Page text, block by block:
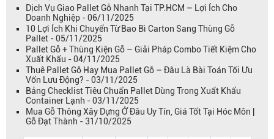
Dịch Vụ Giao Pallet Gỗ Nhanh Tại TP.HCM – Lợi Ích Cho
Doanh Nghiệp - 06/11/2025
10 Lợi Ích Khi Chuyển Từ Bao Bì Carton Sang Thùng Gỗ
Pallet - 05/11/2025
Pallet Gỗ + Thùng Kiện Gỗ – Giải Pháp Combo Tiết Kiệm Cho
Xuất Khẩu - 04/11/2025
Thuê Pallet Gỗ Hay Mua Pallet Gỗ – Đâu Là Bài Toán Tối Ưu
Vốn Lưu Động? - 03/11/2025
Bảng Checklist Tiêu Chuẩn Pallet Dùng Trong Xuất Khẩu
Container Lạnh - 03/11/2025
Mua Gỗ Thông Xây Dựng Ở Đâu Uy Tín, Giá Tốt Tại Hóc Môn |
Gỗ Đạt Thành - 31/10/2025